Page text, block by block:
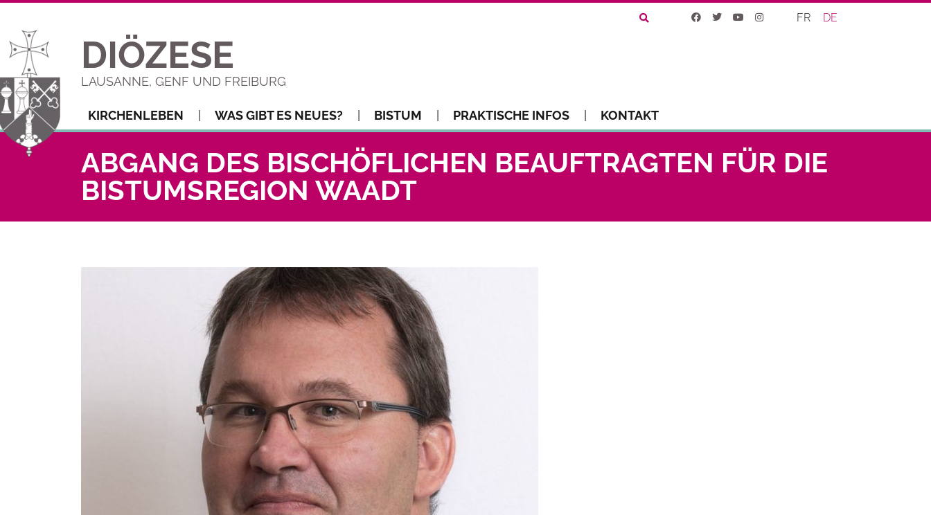
FR DE
DIÖZESE
LAUSANNE, GENF UND FREIBURG
KIRCHENLEBEN WAS GIBT ES NEUES? BISTUM PRAKTISCHE INFOS KONTAKT
ABGANG DES BISCHÖFLICHEN BEAUFTRAGTEN FÜR DIE
BISTUMSREGION WAADT